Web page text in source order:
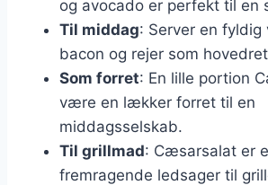
og avocado er perfekt til en
Til middag: Server en fyldig
bacon og rejer som
Som forret: En lille portion
være en lækker forret til en
middagsselskab.
Til grillmad: Cæsarsalat er
fremragende ledsager til